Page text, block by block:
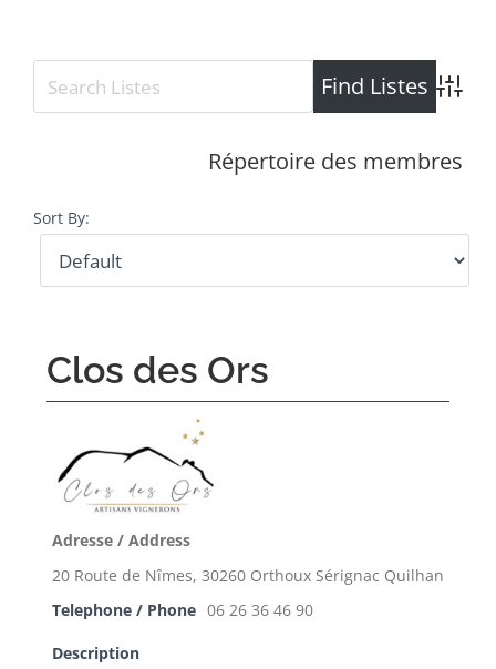
Répertoire des membres
Sort By:
Clos des Ors
Adresse / Address
20 Route de Nîmes, 30260 Orthoux Sérignac Quilhan
Telephone / Phone 06 26 36 46 90
Description